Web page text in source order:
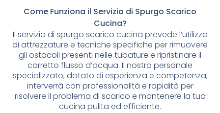
Come Funziona il Servizio di Spurgo Scarico
Cucina?
Il servizio di spurgo scarico cucina prevede l’utilizzo
di attrezzature e tecniche specifiche per rimuovere
gli ostacoli presenti nelle tubature e ripristinare il
corretto flusso d’acqua. Il nostro personale
specializzato, dotato di esperienza e competenza,
interverrà con professionalità e rapidità per
risolvere il problema di scarico e mantenere la tua
cucina pulita ed efficiente.